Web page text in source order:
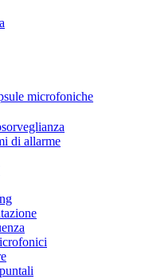
microfoniche
di allarme